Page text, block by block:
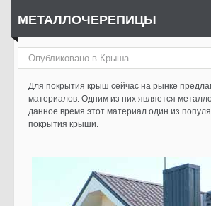
МЕТАЛЛОЧЕРЕПИЦЫ
Опубликовано в Крыша
Для покрытия крыш сейчас на рынке
материалов. Одним из них является
данное время этот материал один из
покрытия крыши.